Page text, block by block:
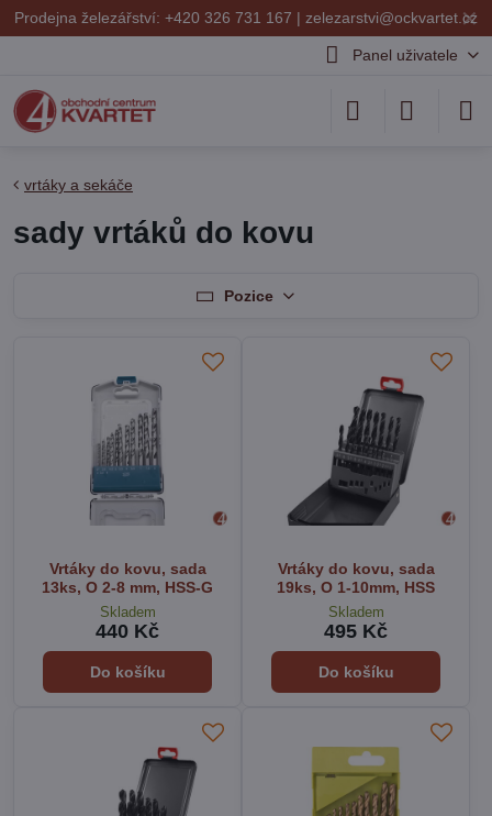
✕
Prodejna železářství: +420 326 731 167 | zelezarstvi@ockvartet.cz
Panel uživatele
vrtáky a sekáče
sady vrtáků do kovu
Pozice
Vrtáky do kovu, sada
13ks, O 2-8 mm, HSS-G
Skladem
440 Kč
Do košíku
Vrtáky do kovu, sada
19ks, O 1-10mm, HSS
Skladem
495 Kč
Do košíku